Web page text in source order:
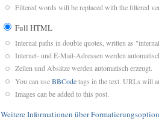
Filtered words will be replaced with the filtered
Full HTML
Internal paths in double quotes, written as
Internet- und E-Mail-Adressen werden
Zeilen und Absätze werden automatisch erzeugt.
You can useBBCodetags in the text. URLs will
Images can be added to this post.
Weitere Informationen über